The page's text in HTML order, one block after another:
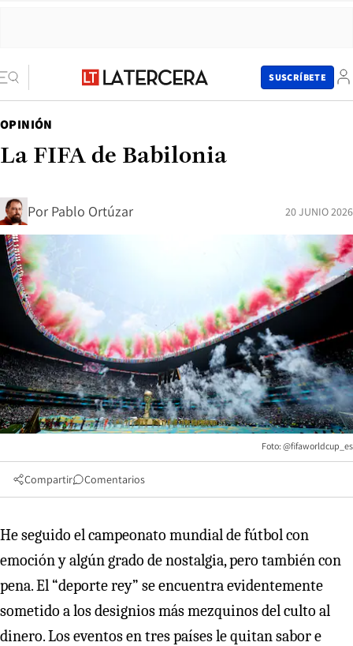
SUSCRÍBETE
OPINIÓN
La FIFA de Babilonia
Por Pablo Ortúzar 20 JUNIO 2026
Foto: @fifaworldcup_es
Compartir Comentarios
He seguido el campeonato mundial de fútbol con
emoción y algún grado de nostalgia, pero también con
pena. El “deporte rey” se encuentra evidentemente
sometido a los designios más mezquinos del culto al
dinero. Los eventos en tres países le quitan sabor e